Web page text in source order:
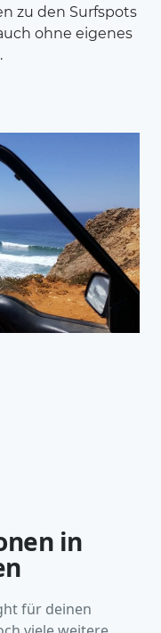
zu den Surfspots
ohne eigenes
in
für deinen